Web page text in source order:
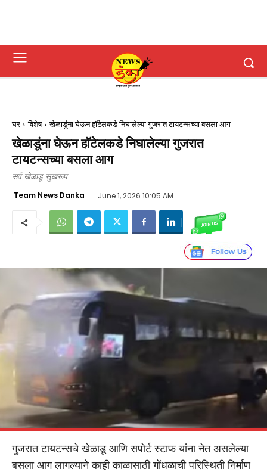
घर विशेष खेळाडूंना घेऊन हॉटेलकडे निघालेल्या गुजरात टायटन्सच्या बसला आग
खेळाडूंना घेऊन हॉटेलकडे निघालेल्या गुजरात
टायटन्सच्या बसला आग
सर्व खेळाडू सुखरूप
Team News Danka June 1, 2026 10:05 AM
गुजरात टायटन्सचे खेळाडू आणि सपोर्ट स्टाफ यांना नेत असलेल्या
बसला आग लागल्याने काही काळासाठी गोंधळाची परिस्थिती निर्माण